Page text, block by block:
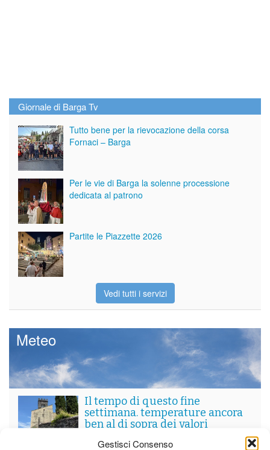
Gestisci Consenso
Giornale di Barga Tv
Tutto bene per la rievocazione della corsa
Fornaci – Barga
Per le vie di Barga la solenne processione
dedicata al patrono
Partite le Piazzette 2026
Vedi tutti i servizi
Meteo
Il tempo di questo fine
settimana. temperature ancora
ben al di sopra dei valori